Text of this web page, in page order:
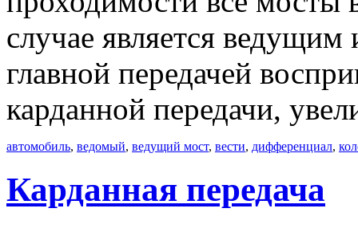
случае является
главной передачей
карданной передачи,
автомобиль, ведомый, ведущий мост, вести, дифференциал,
Карданная передача